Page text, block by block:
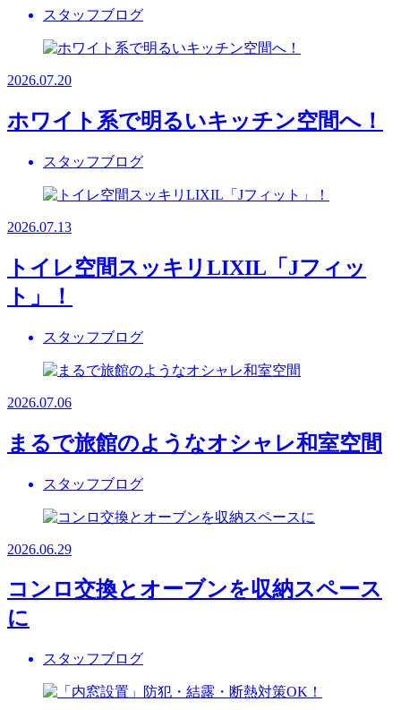
スタッフブログ
2026.07.20
ホワイト系で明るいキッチン空間へ！
スタッフブログ
2026.07.13
トイレ空間スッキリLIXIL「Jフィッ
ト」！
スタッフブログ
2026.07.06
まるで旅館のようなオシャレ和室空間
スタッフブログ
2026.06.29
コンロ交換とオーブンを収納スペース
に
スタッフブログ